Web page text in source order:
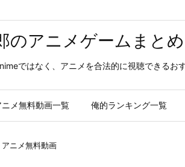
のアニメゲームまとめ
ではなく、アニメを合法的に視聴できるお
ニメ無料動画一覧 俺的ランキング一覧
アニメ無料動画